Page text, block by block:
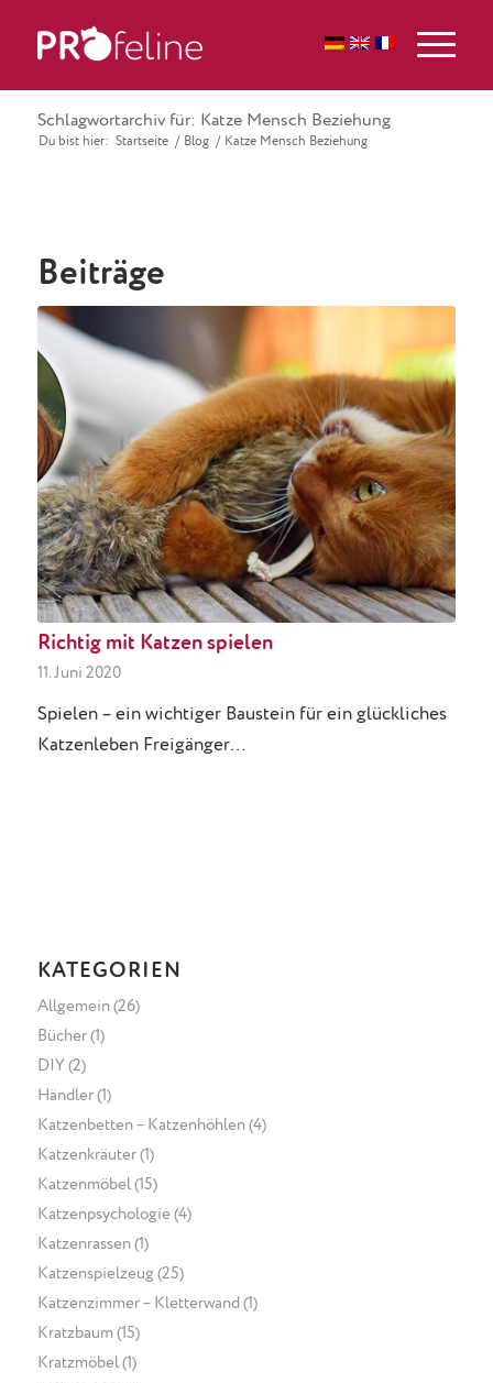
Schlagwortarchiv für: Katze Mensch Beziehung
Du bist hier: Startseite / Blog / Katze Mensch Beziehung
Beiträge
Richtig mit Katzen spielen
11. Juni 2020
Spielen – ein wichtiger Baustein für ein glückliches
Katzenleben Freigänger…
KATEGORIEN
Allgemein(26)
Bücher(1)
DIY (2)
Händler(1)
Katzenbetten – Katzenhöhlen(4)
Katzenkräuter(1)
Katzenmöbel(15)
Katzenpsychologie (4)
Katzenrassen(1)
Katzenspielzeug(25)
Katzenzimmer – Kletterwand (1)
Kratzbaum (15)
Kratzmöbel(1)